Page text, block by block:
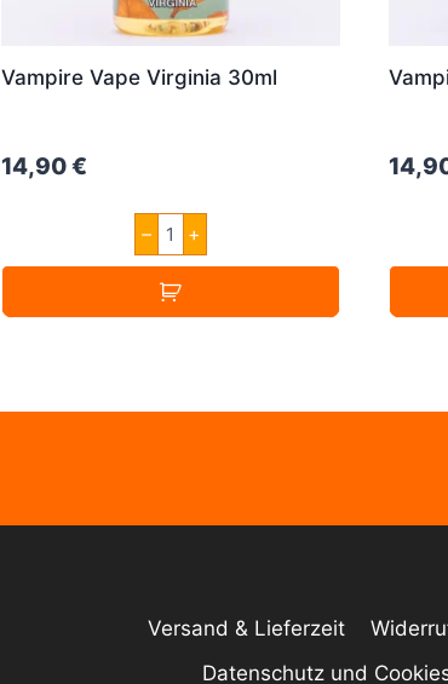
Vampire Vape Virginia 30ml
14,90€
–
Vampire
Vape
Virginia
30ml
Menge
+
Versand & Lieferzeit
Datenschutz und